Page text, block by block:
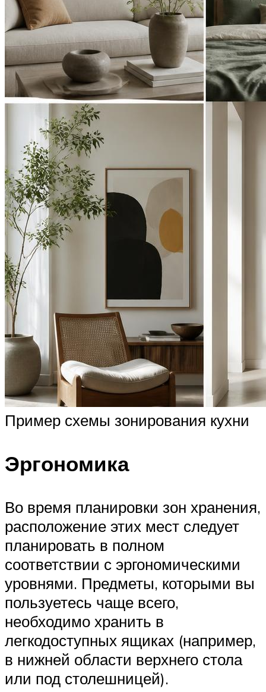
Пример схемы зонирования кухни
Эргономика
Во время планировки зон хранения,
расположение этих мест следует
планировать в полном
соответствии с эргономическими
уровнями. Предметы, которыми вы
пользуетесь чаще всего,
необходимо хранить в
легкодоступных ящиках (например,
в нижней области верхнего стола
или под столешницей).